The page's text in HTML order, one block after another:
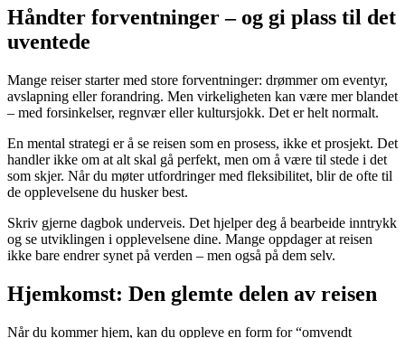
Håndter forventninger – og gi plass til det
uventede
Mange reiser starter med store forventninger: drømmer om eventyr,
avslapning eller forandring. Men virkeligheten kan være mer blandet
– med forsinkelser, regnvær eller kultursjokk. Det er helt normalt.
En mental strategi er å se reisen som en prosess, ikke et prosjekt. Det
handler ikke om at alt skal gå perfekt, men om å være til stede i det
som skjer. Når du møter utfordringer med fleksibilitet, blir de ofte til
de opplevelsene du husker best.
Skriv gjerne dagbok underveis. Det hjelper deg å bearbeide inntrykk
og se utviklingen i opplevelsene dine. Mange oppdager at reisen
ikke bare endrer synet på verden – men også på dem selv.
Hjemkomst: Den glemte delen av reisen
Når du kommer hjem, kan du oppleve en form for “omvendt